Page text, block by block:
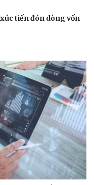
xúc tiến đón dòng vốn